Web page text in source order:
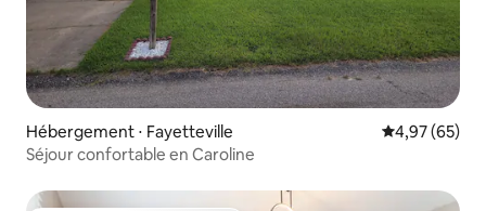
Hébergement ⋅ Fayetteville Évaluation
4,97 (65)
Séjour confortable en Caroline